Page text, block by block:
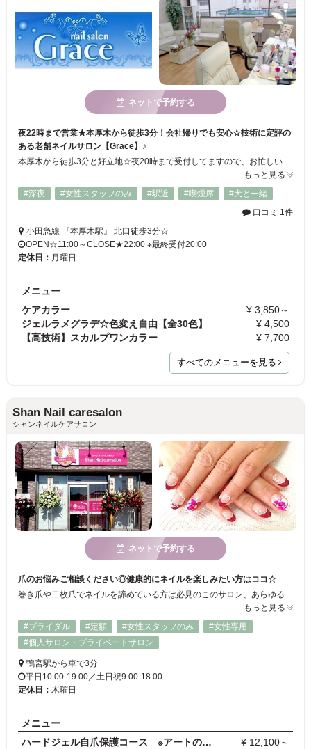
ネットで予約する
夜22時まで営業★本厚木から徒歩3分！会社帰りでも安心☆技術に定評の
ある老舗ネイルサロン【Grace】♪
本厚木から徒歩3分と好立地☆夜20時まで受付してますので、お忙しいOLさんや、買い物帰りにでも、お立ち寄り下さい！経験豊富のネイリストによる施術なので、最後まで大満足の仕上がりに♪トレンドを取り入れつつ、お客さん様にあったネイルをご提案致します。デザインセンスに定評有り！ナチュラルで可愛いデザインで指先を美しく☆ 人気店の為、ご予約はお早めがオススメ♪ご来店心からお待ちしております！
もっと見る
#深夜
#女性スタッフのみ #駅近 #喫煙席
#犬と一緒
口コミ 1件
小田急線 『本厚木駅』 北口徒歩3分☆
OPEN☆11:00～CLOSE★22:00 ※最終受付20:00
定休日： 月曜日
メニュー
ケアカラー
¥ 3,850～
ジェルラメグラデ☆色変え自由【全30色】
¥ 4,500
【高技術】スカルプワンカラー
¥ 7,700
すべてのメニューを見る
Shan Nail caresalon
シャンネイルケアサロン
ネットで予約する
爪のお悩みご相談ください◎健康的にネイルを楽しみたい方はココ☆
巻き爪や二枚爪でネイルを諦めている方は必見のこのサロン、あらゆる爪のトラブルを改善してくれるから思う存分とネイルを楽しめます♪フットケアや手荒れ改善コースもあり、あなたのスタイルチェンジのご提案をご用意してお待ちしております。
もっと見る
#ブライダル
#定額 #女性スタッフのみ
#女性専用
#個人サロン・プライベートサロン
鴨宮駅から車で3分
平日10:00-19:00／土日祝9:00-18:00
定休日： 木曜日
メニュー
ハードジェル自爪保護コース ※アートのみの施術は行…
¥ 12,100～